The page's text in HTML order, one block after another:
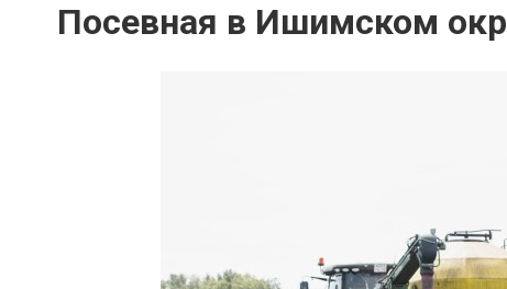
Посевная в Ишимском